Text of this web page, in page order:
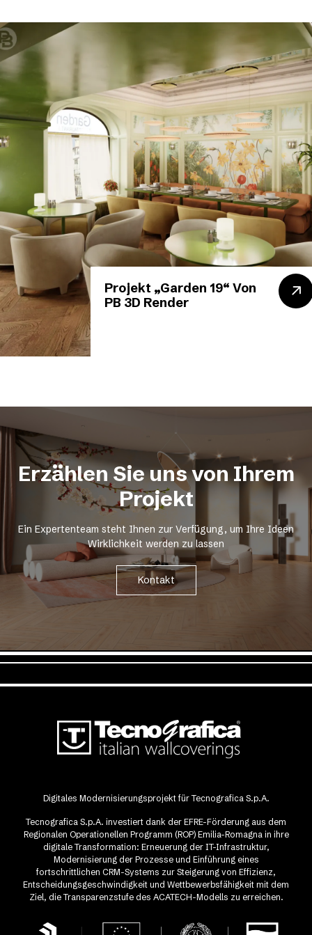
Projekt „Garden 19“ Von
PB 3D Render
Erzählen Sie uns von Ihrem
Projekt
Ein Expertenteam steht Ihnen zur Verfügung, um Ihre Ideen
Wirklichkeit werden zu lassen
Kontakt
Digitales Modernisierungsprojekt für Tecnografica S.p.A.
Tecnografica S.p.A. investiert dank der EFRE-Förderung aus dem
Regionalen Operationellen Programm (ROP) Emilia-Romagna in ihre
digitale Transformation: Erneuerung der IT-Infrastruktur,
Modernisierung der Prozesse und Einführung eines
fortschrittlichen CRM-Systems zur Steigerung von Effizienz,
Entscheidungsgeschwindigkeit und Wettbewerbsfähigkeit mit dem
Ziel, die Transparenzstufe des ACATECH-Modells zu erreichen.